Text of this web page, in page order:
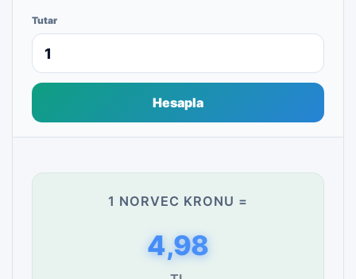
Tutar
Hesapla
1 NORVEC KRONU =
4,98